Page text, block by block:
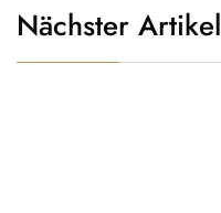
Nächster Artikel